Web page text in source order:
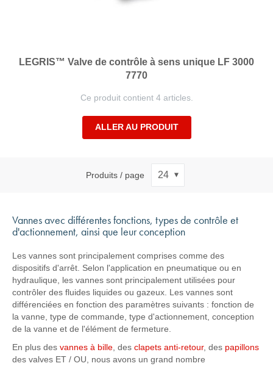
LEGRIS™ Valve de contrôle à sens unique LF 3000
7770
Ce produit contient 4 articles.
ALLER AU PRODUIT
Produits / page
Vannes avec différentes fonctions, types de contrôle et
d'actionnement, ainsi que leur conception
Les vannes sont principalement comprises comme des
dispositifs d'arrêt. Selon l'application en pneumatique ou en
hydraulique, les vannes sont principalement utilisées pour
contrôler des fluides liquides ou gazeux. Les vannes sont
différenciées en fonction des paramètres suivants : fonction de
la vanne, type de commande, type d'actionnement, conception
de la vanne et de l'élément de fermeture.
En plus des vannes à bille , des clapets anti-retour, des papillons
des valves ET / OU, nous avons un grand nombre